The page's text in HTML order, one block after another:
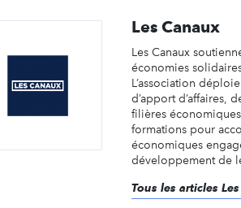
Les Canaux
Les Canaux
économies
L’association
d’apport d’affaires,
filières
formations pour
économiques
développement de
Tous les articles